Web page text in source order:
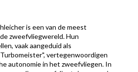
is een van de meest
zweefvliegwereld. Hun
vaak aangeduid als
vertegenwoordigen
autonomie in het zweefvliegen. In